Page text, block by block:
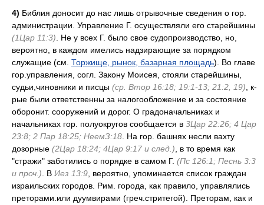
4) Библия доносит до нас лишь отрывочные сведения о гор.
администрации. Управление Г. осуществляли его старейшины
(1Цар 11:3) . Не у всех Г. было свое судопроизводство, но,
вероятно, в каждом имелись надзирающие за порядком
служащие (см. Торжище, рынок, базарная площадь). Во главе
гор.управления, согл. Закону Моисея, стояли старейшины,
судьи,чиновники и писцы (ср. Втор 16:18; 19:1-13; 21:2, 19) , к-
рые были ответственны за налогообложение и за состояние
оборонит. сооружений и дорог. О градоначальниках и
начальниках гор. полуокругов сообщается в 3Цар 22:26; 4 Цар
23:8; 2 Пар 18:25; НеемЗ:18 . На гор. башнях несли вахту
дозорные (2Цар 18:24; 4Цар 9:17 и след.) , в то время как
"стражи" заботились о порядке в самом Г. (Пс 126:1; Песнь 3:3
и проч.) . В Иез 13:9 , вероятно, упоминается список граждан
израильских городов. Рим. города, как правило, управлялись
преторами.или дуумвирами (греч.стритегой). Преторам, как и